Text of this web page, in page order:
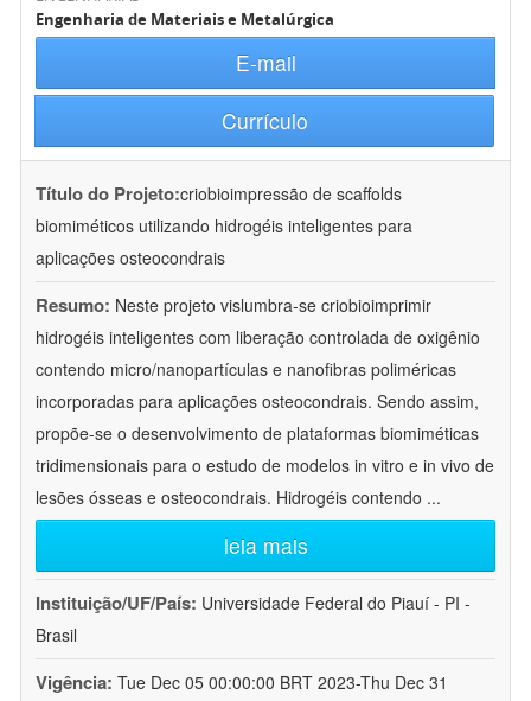
Engenharia de Materiais e Metalúrgica
E-mail
Currículo
Título do Projeto:criobioimpressão de scaffolds
biomiméticos utilizando hidrogéis inteligentes para
aplicações osteocondrais
Resumo: Neste projeto vislumbra-se criobioimprimir
hidrogéis inteligentes com liberação controlada de oxigênio
contendo micro/nanopartículas e nanofibras poliméricas
incorporadas para aplicações osteocondrais. Sendo assim,
propõe-se o desenvolvimento de plataformas biomiméticas
tridimensionais para o estudo de modelos in vitro e in vivo de
lesões ósseas e osteocondrais. Hidrogéis contendo ...
leia mais
Instituição/UF/País: Universidade Federal do Piauí - PI -
Brasil
Vigência: Tue Dec 05 00:00:00 BRT 2023-Thu Dec 31